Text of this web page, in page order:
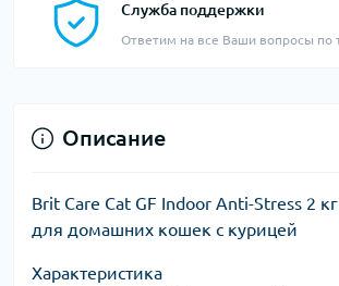
Служба поддержки
Ответим на все Ваши вопросы по
Описание
Brit Care Cat GF Indoor Anti-Stress 2
для домашних кошек с курицей
Характеристика